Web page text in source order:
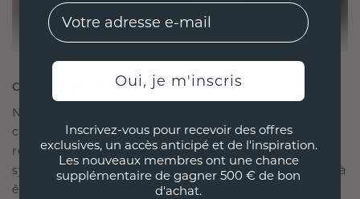
CRÉÉ POUR LA CONNEXION
Notre philosophie en matière de design est de
créer des liens, chaque pièce étant conçue pour
résister à l'épreuve du temps. Elle devient votre
symbole d'amour et de moments chéris, destinée à
être portée et chérie pour toujours.
EMail
Oui, je m'inscris
Inscrivez-vous pour recevoir des offres
exclusives, un accès anticipé et de l'inspiration.
Les nouveaux membres ont une chance
supplémentaire de gagner 500 € de bon
d'achat.